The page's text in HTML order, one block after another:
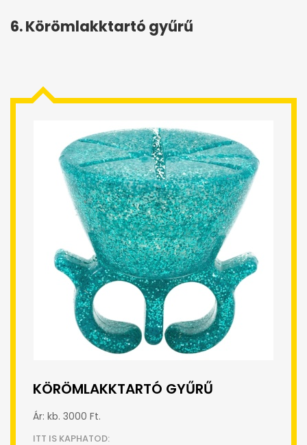
6. Körömlakktartó gyűrű
KÖRÖMLAKKTARTÓ GYŰRŰ
Ár: kb. 3000 Ft.
ITT IS KAPHATOD: